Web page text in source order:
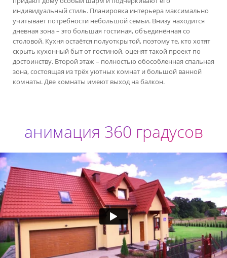
индивидуальный стиль. Планировка интерьера максимально
учитывает потребности небольшой семьи. Внизу находится
дневная зона – это большая гостиная, объединённая со
столовой. Кухня остаётся полуоткрытой, поэтому те, кто хотят
скрыть кухонный быт от гостиной, оценят такой проект по
достоинству. Второй этаж – полностью обособленная спальная
зона, состоящая из трёх уютных комнат и большой ванной
комнаты. Две комнаты имеют выход на балкон.
анимация 360 градусов